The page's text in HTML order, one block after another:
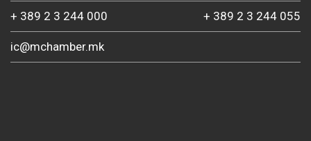
+ 389 2 3 244 000 + 389 2 3 244 055
ic@mchamber.mk